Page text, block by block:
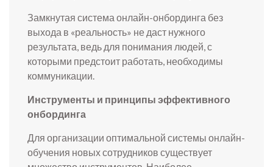
Замкнутая система онлайн-онбординга без
выхода в «реальность» не даст нужного
результата, ведь для понимания людей, с
которыми предстоит работать, необходимы
коммуникации.
Инструменты и принципы эффективного
онбординга
Для организации оптимальной системы онлайн-
обучения новых сотрудников существует